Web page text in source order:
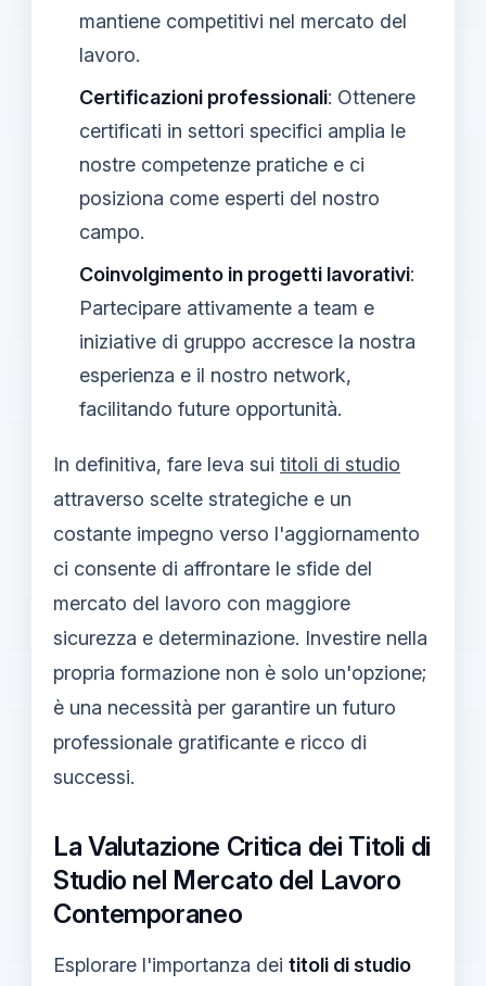
mantiene competitivi nel mercato del
lavoro.
Certificazioni professionali: Ottenere
certificati in settori specifici amplia le
nostre competenze pratiche e ci
posiziona come esperti del nostro
campo.
Coinvolgimento in progetti lavorativi:
Partecipare attivamente a team e
iniziative di gruppo accresce la nostra
esperienza e il nostro network,
facilitando future opportunità.
In definitiva, fare leva sui titoli di studio
attraverso scelte strategiche e un
costante impegno verso l'aggiornamento
ci consente di affrontare le sfide del
mercato del lavoro con maggiore
sicurezza e determinazione. Investire nella
propria formazione non è solo un'opzione;
è una necessità per garantire un futuro
professionale gratificante e ricco di
successi.
La Valutazione Critica dei Titoli di
Studio nel Mercato del Lavoro
Contemporaneo
Esplorare l'importanza dei titoli di studio